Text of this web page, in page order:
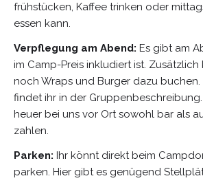
frühstücken, Kaffee trinken oder
essen kann.
Verpflegung am Abend: Es gibt am
im Camp-Preis inkludiert ist.
noch Wraps und Burger dazu buchen.
findet ihr in der
heuer bei uns vor Ort sowohl bar als
zahlen.
Parken: Ihr könnt direkt beim
parken. Hier gibt es genügend